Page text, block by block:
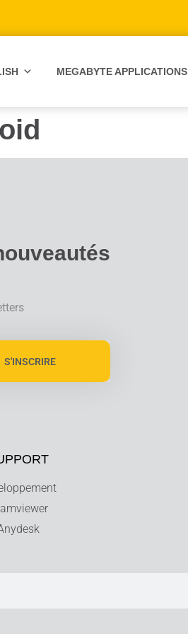
MEGABYTE APPLICATIONS
S'INSCRIRE